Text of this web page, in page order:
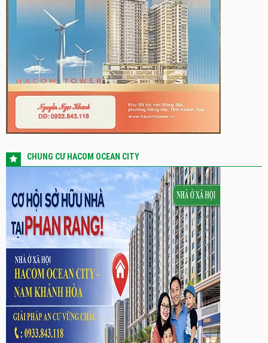
CHUNG CƯ HACOM OCEAN CITY